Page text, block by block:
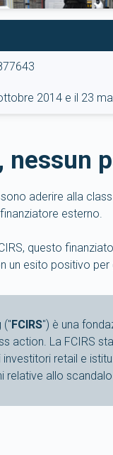
2014 e il 23
nessun
aderire alla
esterno.
questo
esito positivo per
("FCIRS") è una
action. La FCIRS
retail e
allo scandalo